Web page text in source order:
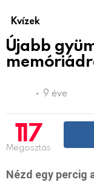
Kvízek
Újabb
9 éve
117
Megosztás
Nézd egy